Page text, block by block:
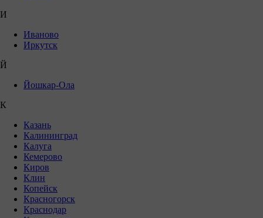
И
Иваново
Иркутск
Й
Йошкар-Ола
К
Казань
Калининград
Калуга
Кемерово
Киров
Клин
Копейск
Красногорск
Краснодар